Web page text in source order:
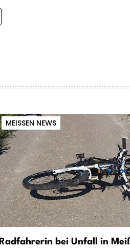
MEISSEN NEWS
Radfahrerin bei Unfall in